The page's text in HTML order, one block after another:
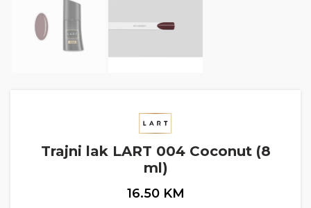
Trajni lak LART 004 Coconut (8
ml)
16.50 KM